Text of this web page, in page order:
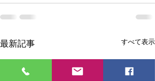
最新記事 すべて表示